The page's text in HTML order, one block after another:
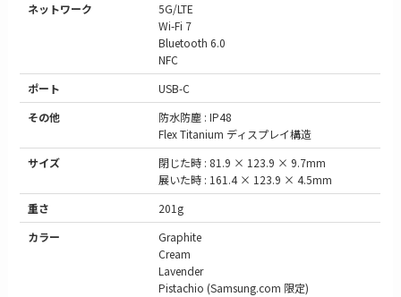
ネットワーク
5G/LTE
Wi-Fi 7
Bluetooth 6.0
NFC
ポート
USB-C
その他
防水防塵 : IP48
Flex Titanium ディスプレイ構造
サイズ
閉じた時 : 81.9 × 123.9 × 9.7mm
展いた時 : 161.4 × 123.9 × 4.5mm
重さ
201g
カラー
Graphite
Cream
Lavender
Pistachio (Samsung.com 限定)